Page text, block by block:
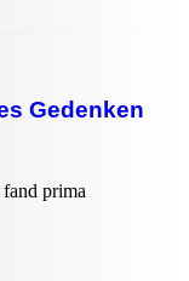
Gedenken
prima